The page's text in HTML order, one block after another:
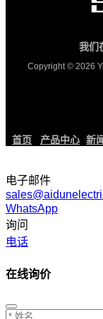
我们
Copyright © 2026
首页 产品中心 新
电子邮件
WhatsApp
询问
电话
在线询价